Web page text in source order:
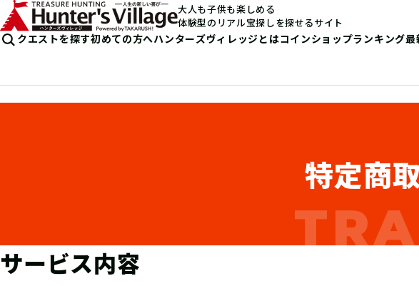
大人も子供も楽しめる
体験型のリアル宝探しを探せるサイト
クエストを探す初めての方へハンターズヴィレッジとはコインショップランキング最
特定商
サービス内容